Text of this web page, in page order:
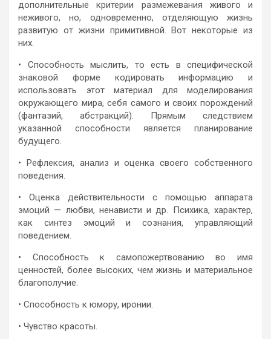
дополнительные критерии размежевания живого и
неживого, но, одновременно, отделяющую жизнь
развитую от жизни примитивной. Вот некоторые из
них.
• Способность мыслить, то есть в специфической
знаковой форме кодировать информацию и
использовать этот материал для моделирования
окружающего мира, себя самого и своих порождений
(фантазий, абстракций). Прямым следствием
указанной способности является планирование
будущего.
• Рефлексия, анализ и оценка своего собственного
поведения.
• Оценка действительности с помощью аппарата
эмоций — любви, ненависти и др. Психика, характер,
как синтез эмоций и сознания, управляющий
поведением.
• Способность к самопожертвованию во имя
ценностей, более высоких, чем жизнь и материальное
благополучие.
• Способность к юмору, иронии.
• Чувство красоты.